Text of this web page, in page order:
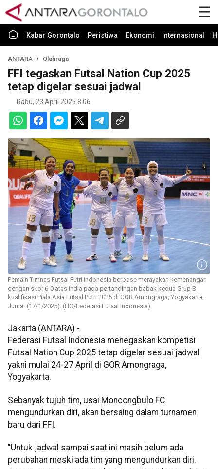
Kabar Gorontalo Peristiwa Ekonomi Internasional
ANTARA Olahraga
FFI tegaskan Futsal Nation Cup 2025
tetap digelar sesuai jadwal
Rabu, 23 April 2025 8:06
Pemain Timnas Futsal Putri Indonesia berpose merayakan kemenangan
dengan skor 6-0 atas India pada pertandingan babak kedua Grup B
kualifikasi Piala Asia Futsal Putri 2025 di GOR Amongraga, Yogyakarta,
Jumat (17/1/2025). (HO/Federasi Futsal Indonesia)
Jakarta (ANTARA) -
Federasi Futsal Indonesia menegaskan kompetisi
Futsal Nation Cup 2025 tetap digelar sesuai jadwal
yakni mulai 24-27 April di GOR Amongraga,
Yogyakarta.
Sebanyak tujuh tim, usai Moncongbulo FC
mengundurkan diri, akan bersaing dalam turnamen
baru dari FFI.
"Untuk jadwal sampai saat ini masih belum ada
perubahan meski ada tim yang mengundurkan diri.